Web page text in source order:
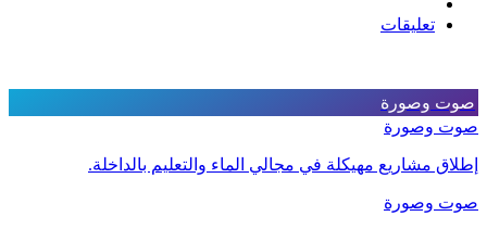
تعليقات
صوت وصورة
صوت وصورة
إطلاق مشاريع مهيكلة في مجالي الماء والتعليم بالداخلة.
صوت وصورة